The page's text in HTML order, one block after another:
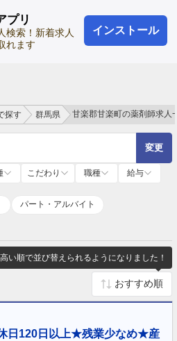
プリ
検索！新着求人
れます
インストール
ログイン 会員登録
探す 群馬県 甘楽郡甘楽町の薬剤師求人
変更
こだわり 職種
給与
パート・アルバイト
い順で並び替えられるようになりました！
日120日以上★残業少なめ★産